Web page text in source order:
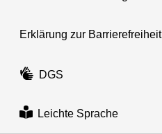
Erklärung zur Barrierefreiheit
DGS
Leichte Sprache